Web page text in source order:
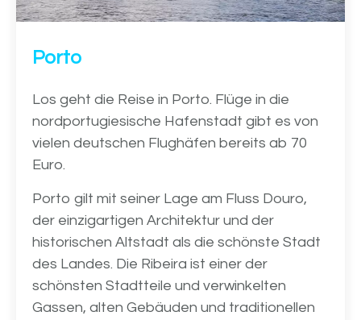
Porto
Los geht die Reise in Porto. Flüge in die
nordportugiesische Hafenstadt gibt es von
vielen deutschen Flughäfen bereits ab 70
Euro.
Porto gilt mit seiner Lage am Fluss Douro,
der einzigartigen Architektur und der
historischen Altstadt als die schönste Stadt
des Landes. Die Ribeira ist einer der
schönsten Stadtteile und verwinkelten
Gassen, alten Gebäuden und traditionellen